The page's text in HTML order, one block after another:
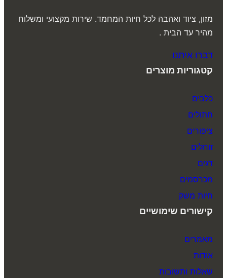
מזון, ציוד ואהבה לכל חיות המחמד. שירות מקצועי ומשלוח
מהיר עד הבית .
דברו איתנו
קטגוריות מוצרים
כלבים
חתולים
ציפורים
זוחלים
דגים
מכרסמים
חיות משק
קישורים שימושיים
מאמרים
אודות
שאלות ותשובות